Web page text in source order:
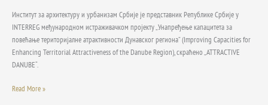
Институт за архитектуру и урбанизам Србије је представник Републике Србије у
INTERREG међународном истраживачком пројекту „Унапређење капацитета за
повећање територијалне атрактивности Дунавског региона” (Improving Capacities for
Enhancing Territorial Attractiveness of the Danube Region), скраћено „ATTRACTIVE
DANUBE“.
територијалне
атрактивности
дунавског
региона
(2017-
Read More »